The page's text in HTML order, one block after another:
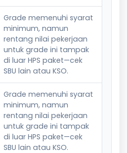
Grade memenuhi syarat
minimum, namun
rentang nilai pekerjaan
untuk grade ini tampak
di luar HPS paket—cek
SBU lain atau KSO.
Grade memenuhi syarat
minimum, namun
rentang nilai pekerjaan
untuk grade ini tampak
di luar HPS paket—cek
SBU lain atau KSO.